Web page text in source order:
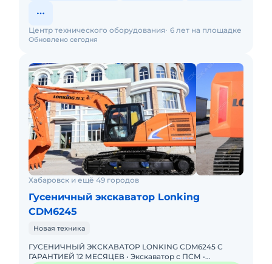
Обновлено сегодня
Центр технического оборудования 6 лет на площадке
Хабаровск и ещё 49 городов
Гусеничный экскаватор Lonking
CDM6245
Новая техника
ГУСЕНИЧНЫЙ ЭКСКАВАТОР LONKING CDM6245 С
ГАРАНТИЕЙ 12 МЕСЯЦЕВ • Экскаватор с ПСМ •